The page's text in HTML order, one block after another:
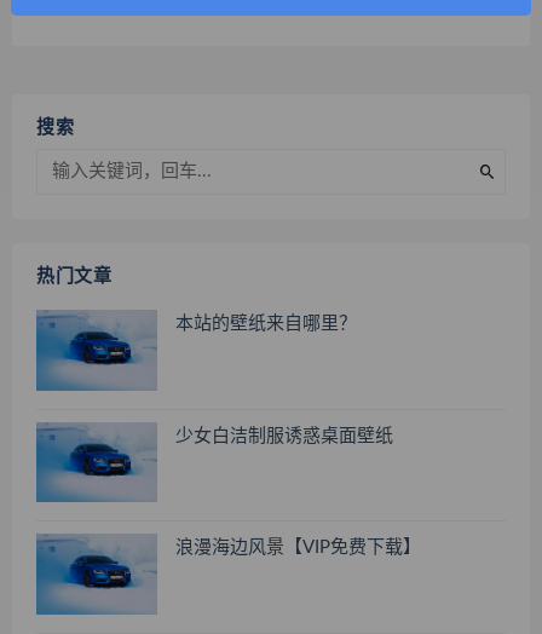
搜索
热门文章
本站的壁纸来自哪里？
少女白洁制服诱惑桌面壁纸
浪漫海边风景【VIP免费下载】